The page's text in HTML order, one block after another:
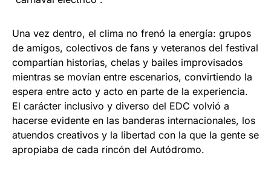
Una vez dentro, el clima no frenó la energía: grupos
de amigos, colectivos de fans y veteranos del festival
compartían historias, chelas y bailes improvisados
mientras se movían entre escenarios, convirtiendo la
espera entre acto y acto en parte de la experiencia.
El carácter inclusivo y diverso del EDC volvió a
hacerse evidente en las banderas internacionales, los
atuendos creativos y la libertad con la que la gente se
apropiaba de cada rincón del Autódromo.